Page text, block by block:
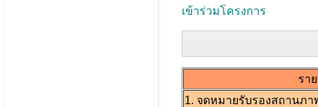
เข้าร่วมโครงการ
รา
1. จดหมายรับรองสถานภ